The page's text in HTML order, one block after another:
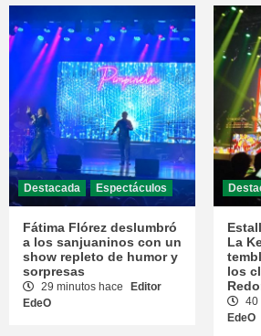
Destacada Espectáculos
Fátima Flórez deslumbró
a los sanjuaninos con un
show repleto de humor y
sorpresas
29 minutos hace
Editor
EdeO
La
los
40
EdeO